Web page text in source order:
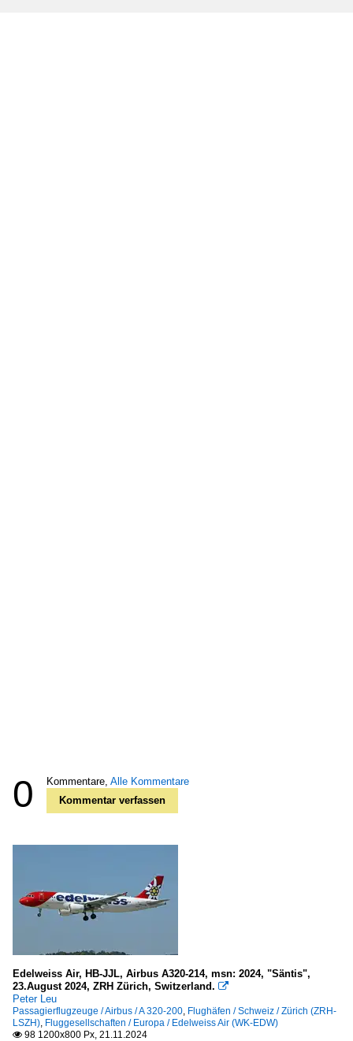
0 Kommentare, Alle Kommentare
Kommentar verfassen
Edelweiss Air, HB-JJL, Airbus A320-214, msn: 2024, "Säntis",
23.August 2024, ZRH Zürich, Switzerland. 
Peter Leu
Passagierflugzeuge / Airbus / A 320-200, Flughäfen / Schweiz / Zürich (ZRH-
LSZH), Fluggesellschaften / Europa / Edelweiss Air (WK-EDW)
 98 1200x800 Px, 21.11.2024